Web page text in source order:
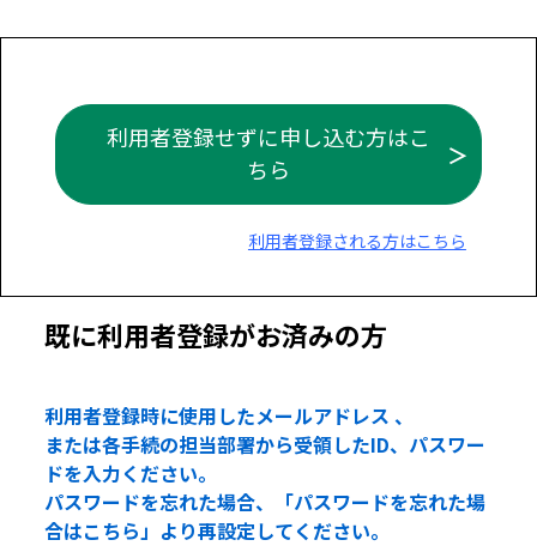
利用者登録せずに申し込む方はこ
ちら
利用者登録される方はこちら
既に利用者登録がお済みの方
利用者登録時に使用したメールアドレス 、
または各手続の担当部署から受領したID、パスワー
ドを入力ください。
パスワードを忘れた場合、「パスワードを忘れた場
合はこちら」より再設定してください。